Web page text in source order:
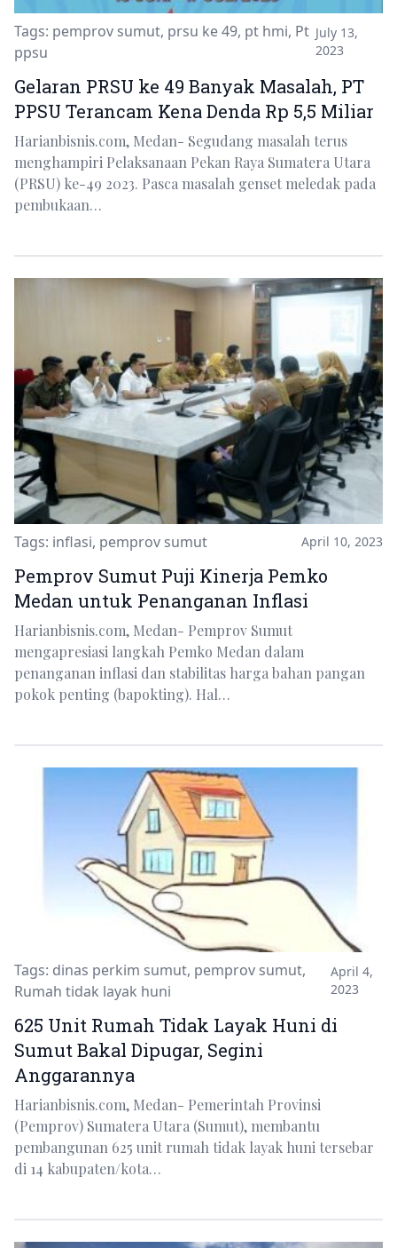
Tags: pemprov sumut, prsu ke 49, pt hmi, Pt
ppsu
July 13,
2023
Gelaran PRSU ke 49 Banyak Masalah, PT
PPSU Terancam Kena Denda Rp 5,5 Miliar
Harianbisnis.com, Medan- Segudang masalah terus
menghampiri Pelaksanaan Pekan Raya Sumatera Utara
(PRSU) ke-49 2023. Pasca masalah genset meledak pada
pembukaan…
Tags: inflasi, pemprov sumut April 10, 2023
Pemprov Sumut Puji Kinerja Pemko
Medan untuk Penanganan Inflasi
Harianbisnis.com, Medan- Pemprov Sumut
mengapresiasi langkah Pemko Medan dalam
penanganan inflasi dan stabilitas harga bahan pangan
pokok penting (bapokting). Hal…
Tags: dinas perkim sumut, pemprov sumut,
Rumah tidak layak huni
April 4,
2023
625 Unit Rumah Tidak Layak Huni di
Sumut Bakal Dipugar, Segini
Anggarannya
Harianbisnis.com, Medan- Pemerintah Provinsi
(Pemprov) Sumatera Utara (Sumut), membantu
pembangunan 625 unit rumah tidak layak huni tersebar
di 14 kabupaten/kota…